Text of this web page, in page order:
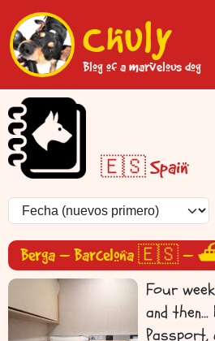
Chuly
Blog of a marvelous dog
🇪🇸 Spain
Berga – Barcelona 🇪🇸 –
Four
and
Passport,